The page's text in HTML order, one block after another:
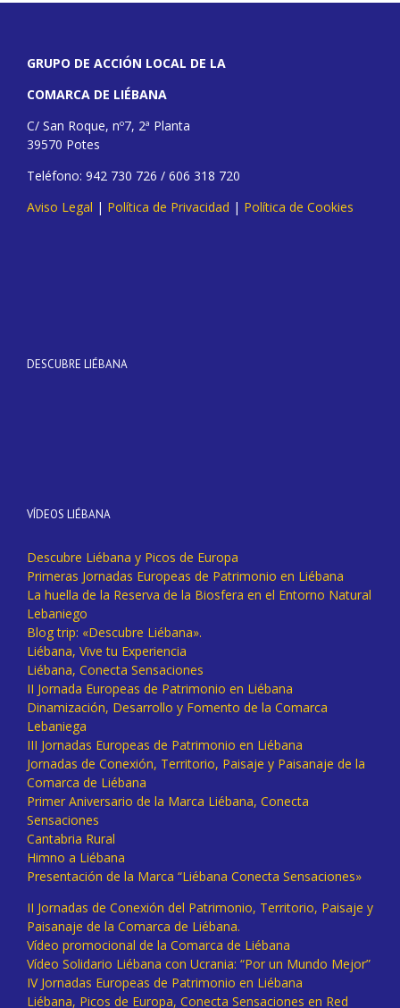
GRUPO DE ACCIÓN LOCAL DE LA
COMARCA DE LIÉBANA
C/ San Roque, nº7, 2ª Planta
39570 Potes
Teléfono: 942 730 726 / 606 318 720
Aviso Legal | Política de Privacidad | Política de Cookies
DESCUBRE LIÉBANA
VÍDEOS LIÉBANA
Descubre Liébana y Picos de Europa
Primeras Jornadas Europeas de Patrimonio en Liébana
La huella de la Reserva de la Biosfera en el Entorno Natural
Lebaniego
Blog trip: «Descubre Liébana».
Liébana, Vive tu Experiencia
Liébana, Conecta Sensaciones
II Jornada Europeas de Patrimonio en Liébana
Dinamización, Desarrollo y Fomento de la Comarca
Lebaniega
III Jornadas Europeas de Patrimonio en Liébana
Jornadas de Conexión, Territorio, Paisaje y Paisanaje de la
Comarca de Liébana
Primer Aniversario de la Marca Liébana, Conecta
Sensaciones
Cantabria Rural
Himno a Liébana
Presentación de la Marca “Liébana Conecta Sensaciones»
II Jornadas de Conexión del Patrimonio, Territorio, Paisaje y
Paisanaje de la Comarca de Liébana.
Vídeo promocional de la Comarca de Liébana
Vídeo Solidario Liébana con Ucrania: “Por un Mundo Mejor”
IV Jornadas Europeas de Patrimonio en Liébana
Liébana, Picos de Europa, Conecta Sensaciones en Red